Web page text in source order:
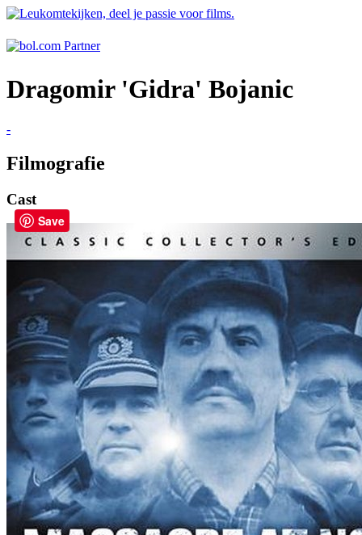
Dragomir 'Gidra' Bojanic
-
Filmografie
Cast
Save